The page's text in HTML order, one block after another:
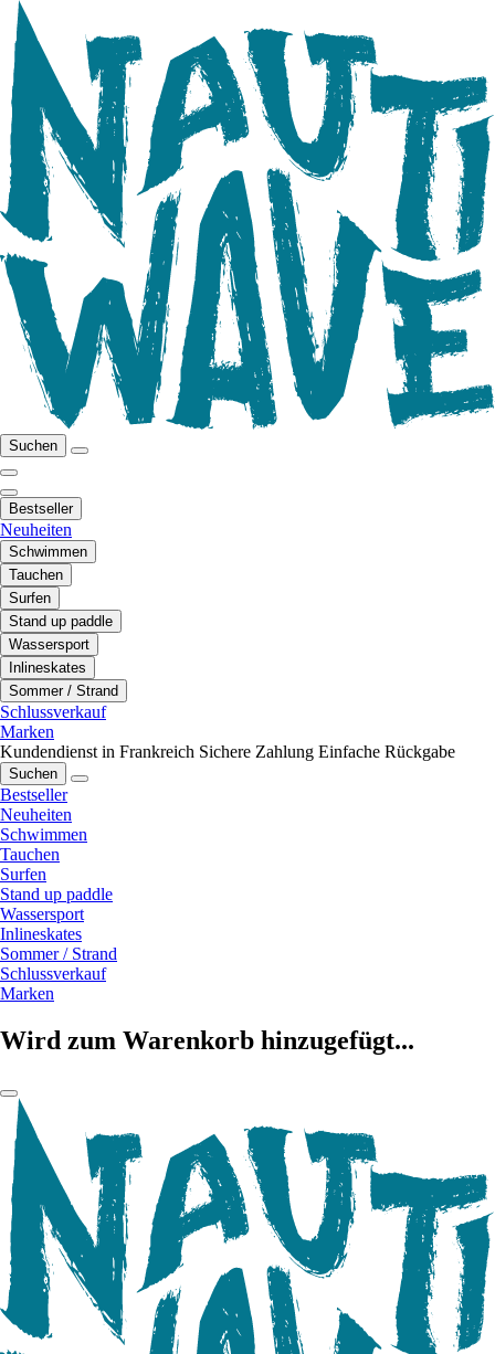
Suchen
Bestseller
Neuheiten
Schwimmen
Tauchen
Surfen
Stand up paddle
Wassersport
Inlineskates
Sommer / Strand
Schlussverkauf
Marken
Kundendienst in Frankreich Sichere Zahlung Einfache Rückgabe
Suchen
Bestseller
Neuheiten
Schwimmen
Tauchen
Surfen
Stand up paddle
Wassersport
Inlineskates
Sommer / Strand
Schlussverkauf
Marken
Wird zum Warenkorb hinzugefügt...